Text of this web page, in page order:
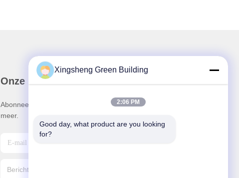
Onze Nieuwsbrief
Abonneer u op onze nieuwsbrief voor kortingen en
meer.
Xingsheng Green Building
2:06 PM
Good day, what product are you looking
for?